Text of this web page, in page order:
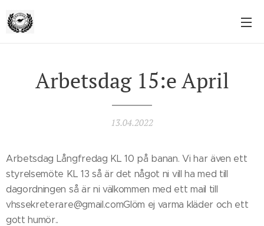
Arbetsdag 15:e April
13.04.2022
Arbetsdag Långfredag KL 10 på banan. Vi har även ett
styrelsemöte KL 13 så är det något ni vill ha med till
dagordningen så är ni välkommen med ett mail till
vhssekreterare@gmail.comGlöm ej varma kläder och ett
gott humör..